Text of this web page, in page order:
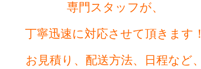
専門スタッフが、
丁寧迅速に対応させて頂きます！
お見積り、配送方法、日程など、